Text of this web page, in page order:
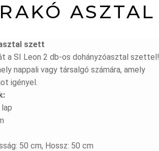
ASZTAL
szett
a SI Leon 2 db-os dohányzóasztal szettel!
nappali vagy társalgó számára, amely
igényel.
50 cm, Hossz: 50 cm